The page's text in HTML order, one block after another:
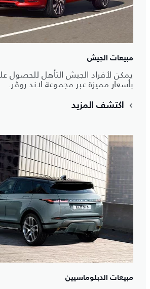
مبيعات الجيش
يمكن لأفراد الجيش التأهل للحصول
بأسعار مميزة عبر مجموعة لاند روڤر.
اكتشف المزيد
مبيعات الدبلوماسيين